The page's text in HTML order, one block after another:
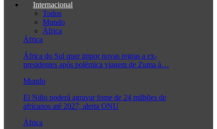
Internacional
Todos
Mundo
África
África
África do Sul quer impor novas regras a ex-
presidentes após polémica viagem de Zuma à…
Mundo
El Niño poderá agravar fome de 24 milhões de
africanos até 2027, alerta ONU
África